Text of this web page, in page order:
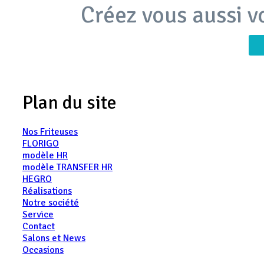
Créez vous aussi
Plan du site
Nos Friteuses
FLORIGO
modèle HR
modèle TRANSFER HR
HEGRO
Réalisations
Notre société
Service
Contact
Salons et News
Occasions